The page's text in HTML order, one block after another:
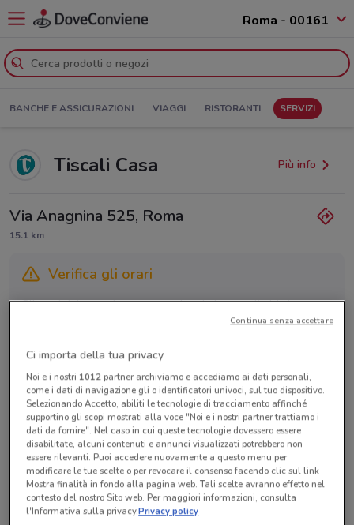
Roma - 00161
BANCHE E ASSICURAZIONI VIAGGI RISTORANTI SERVIZI
Tiscali Casa Più info
Via Anagnina 525, Roma
15.1 km
Verifica gli orari
Gli orari dei negozi possono variare in base agli ultimi
provvedimenti regionali o nazionali. Verifica l’accuratezza
Chiama il negozio
Lunedì n.d.
Martedì n.d.
Mercoledì n.d.
Giovedì n.d.
Venerdì n.d.
Sabato n.d.
Domenica n.d.
0679846931
Nappi Loredana - Affiliato
Ci importa della tua privacy
Noi e i nostri 1012partner archiviamo e accediamo ai dati personali,
come i dati di navigazione gli o identificatori univoci, sul tuo dispositivo.
Selezionando Accetto, abiliti le tecnologie di tracciamento affinché
supportino gli scopi mostrati alla voce "Noi e i nostri partner trattiamo i
dati da fornire". Nel caso in cui queste tecnologie dovessero essere
disabilitate, alcuni contenuti e annunci visualizzati potrebbero non
essere rilevanti. Puoi accedere nuovamente a questo menu per
modificare le tue scelte o per revocare il consenso facendo clic sul link
Mostra finalità in fondo alla pagina web. Tali scelte avranno effetto nel
contesto del nostro Sito web. Per maggiori informazioni, consulta
l'Informativa sulla privacy.Privacy policy
Continua senza accettare